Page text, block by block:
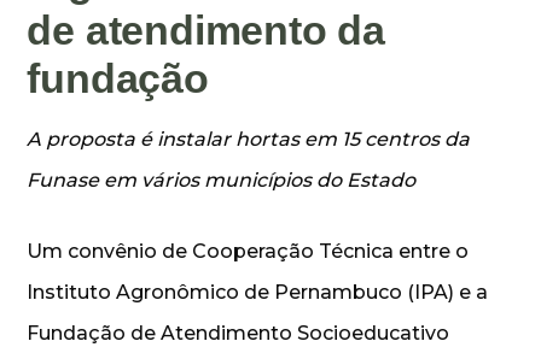
de atendimento da
fundação
A proposta é instalar hortas em 15 centros da
Funase em vários municípios do Estado
Um convênio de Cooperação Técnica entre o
Instituto Agronômico de Pernambuco (IPA) e a
Fundação de Atendimento Socioeducativo